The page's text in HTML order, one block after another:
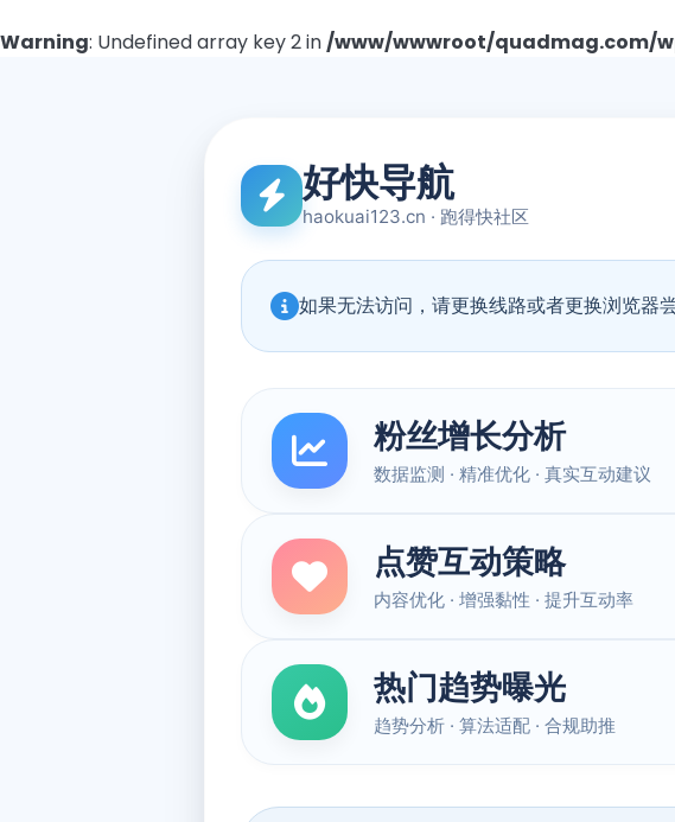
Warning: Undefined array key 2 in/www/wwwroot/quadmag.com/